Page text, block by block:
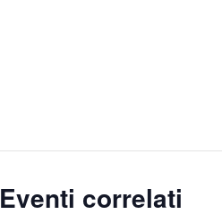
Eventi correlati